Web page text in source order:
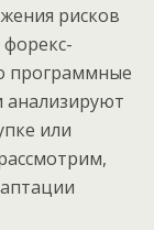
рисков
программные
анализируют
или